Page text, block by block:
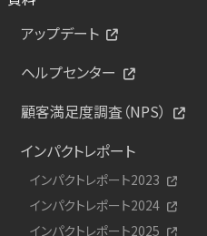
アップデート
ヘルプセンター
顧客満足度調査（NPS）
インパクトレポート
インパクトレポート2023
インパクトレポート2024
インパクトレポート2025